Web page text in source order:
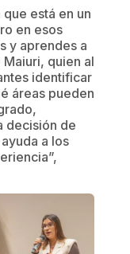
está en un
en esos
y aprendes a
quien al
identificar
áreas pueden
decisión de
a los